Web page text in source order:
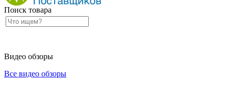
Поиск товара
Видео обзоры
Все видео обзоры